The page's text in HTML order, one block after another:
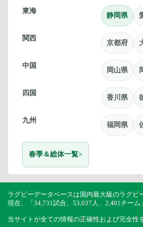
東海
静岡県
関西
京都府
中国
岡山県
四国
香川県
九州
福岡県
春季＆総体一覧
ラグビーデータベースは国内最大級のラグビ
現在、「34,731試合、53,037人、2,401チーム
当サイトが全ての情報の正確性および完全性